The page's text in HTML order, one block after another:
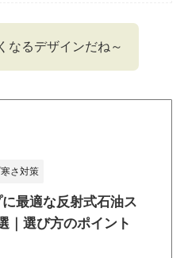
なるデザインだね～
さ対策
最適な反射式石油ス
｜選び方のポイント